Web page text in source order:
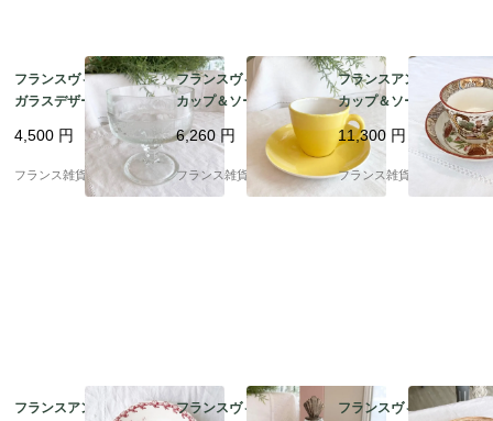
フランスヴィンテージ
ガラスデザート皿 | チ
ェリー柄 エンボス模様
フルーツ イタリア製 | 1
960－70年頃
4,500 円
フランス雑貨chouchou
フランスヴィンテージ
カップ＆ソーサー | ク
レイユ・モントロー
（Creil et Monterea
u）HBCM イエローカ
ラー ｜1935-50年頃 2
6,260 円
フランス雑貨chouchou
フランスアンティーク
カップ＆ソーサー | サ
ルグミンヌ窯 Sarregu
emines シノワズリ柄
コレクタブル | 19世紀
後半～20世紀初頭
11,300 円
フランス雑貨chouchou
フランスアンティーク
フランスヴィンテージ
フランスヴィンテージ